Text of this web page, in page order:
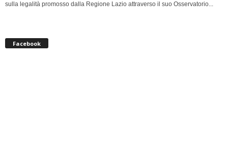
sulla legalità promosso dalla Regione Lazio attraverso il suo Osservatorio...
Facebook